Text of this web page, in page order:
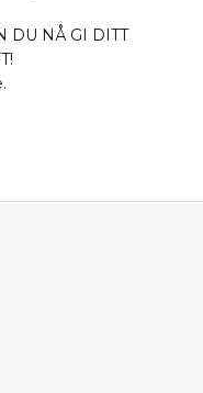
DU NÅ GI DITT